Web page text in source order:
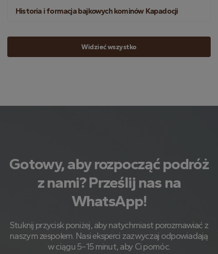
Historia i formacja bajkowych kominów Kapadocji
Widzieć wszystko
Gotowy, aby rozpocząć podróż
z nami? Prześlij nas na
WhatsApp!
Stuknij przycisk poniżej, aby natychmiast porozmawiać z
naszym zespołem. Nasi eksperci zazwyczaj odpowiadają
w ciągu 5–15 minut, aby Ci pomóc.